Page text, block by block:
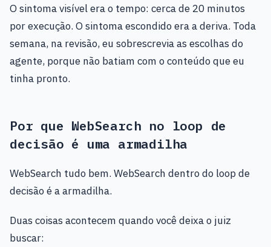
O sintoma visível era o tempo: cerca de 20 minutos
por execução. O sintoma escondido era a deriva. Toda
semana, na revisão, eu sobrescrevia as escolhas do
agente, porque não batiam com o conteúdo que eu
tinha pronto.
Por que WebSearch no loop de
decisão é uma armadilha
WebSearch tudo bem. WebSearch dentro do loop de
decisão é a armadilha.
Duas coisas acontecem quando você deixa o juiz
buscar: